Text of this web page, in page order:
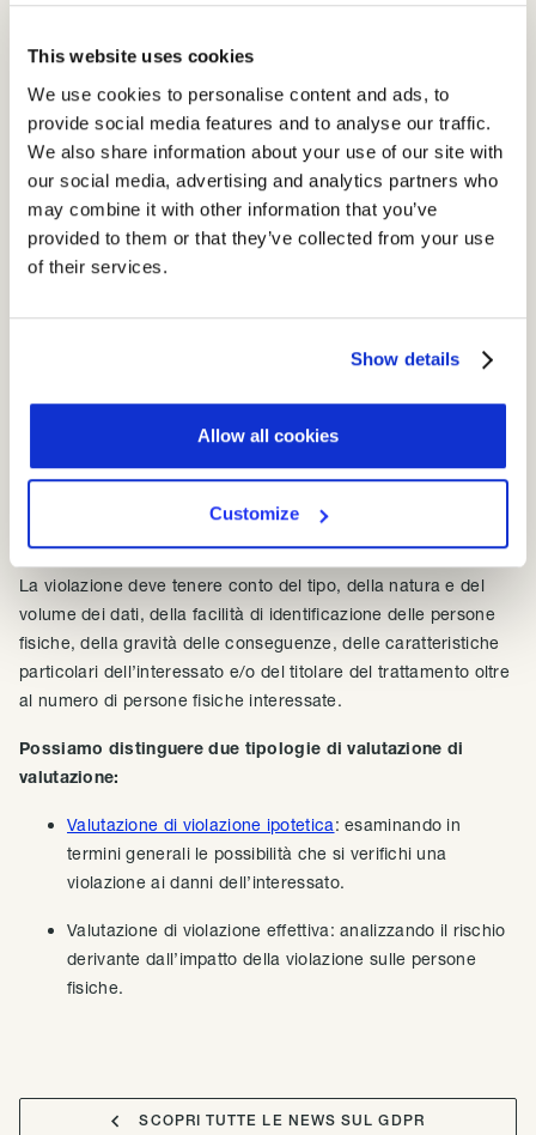
This website uses cookies
We use cookies to personalise content and ads, to
provide social media features and to analyse our traffic.
We also share information about your use of our site with
our social media, advertising and analytics partners who
may combine it with other information that you’ve
provided to them or that they’ve collected from your use
of their services.
Show details
Allow all cookies
Customize
Rappresentano unesempio emblematico i chatbot:
in realtà è una macchina e decidere di conseguenza se
continuare l’interazione o meno.
Rischio minimo
La gran parte dei sistemi di intelligenza artificiale rientra nella
categoria ritenuta di rischio minimo in cui
In questo scenario la proposta legislativa non impone limiti
Solamente in caso di violazione
il rischio viene analizzato e
Come si valuta la violazione
La violazione deve tenere conto del tipo, della natura e del
volume dei dati, della facilità di identificazione delle persone
fisiche, della gravità delle conseguenze, delle caratteristiche
particolari dell’interessato e/o del titolare del trattamento oltre
al numero di persone fisiche interessate.
Possiamo distinguere due tipologie di valutazione di
valutazione:
Valutazione di violazione ipotetica: esaminando in
termini generali le possibilità che si verifichi una
violazione ai danni dell’interessato.
Valutazione di violazione effettiva: analizzando il rischio
derivante dall’impatto della violazione sulle persone
fisiche.
 SCOPRI TUTTE LE NEWS SUL GDPR